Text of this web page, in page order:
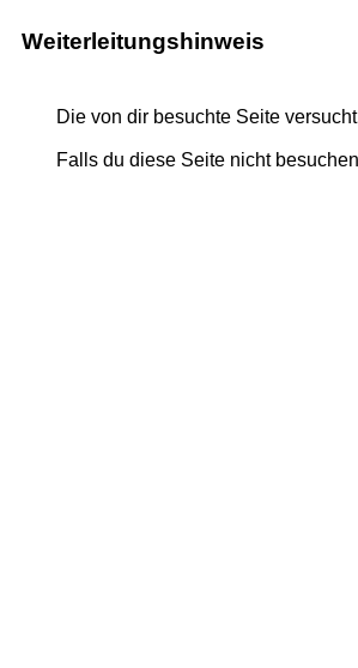
Weiterleitungshinweis
Die von dir besuchte Seite
Falls du diese Seite nicht